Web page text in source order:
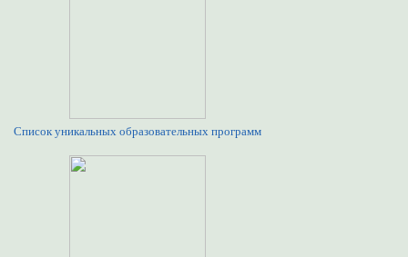
Список уникальных образовательных программ